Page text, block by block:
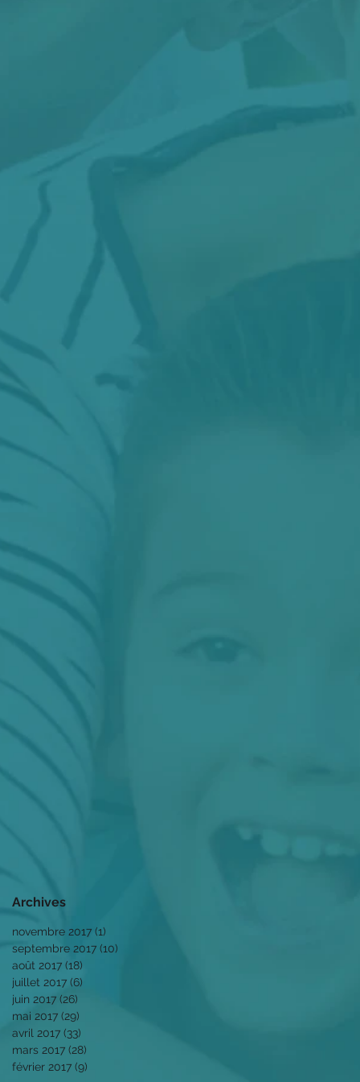
Archives
novembre 2017 (1)
septembre 2017 (10)
août 2017 (18)
juillet 2017 (6)
juin 2017 (26)
mai 2017 (29)
avril 2017 (33)
mars 2017 (28)
février 2017 (9)